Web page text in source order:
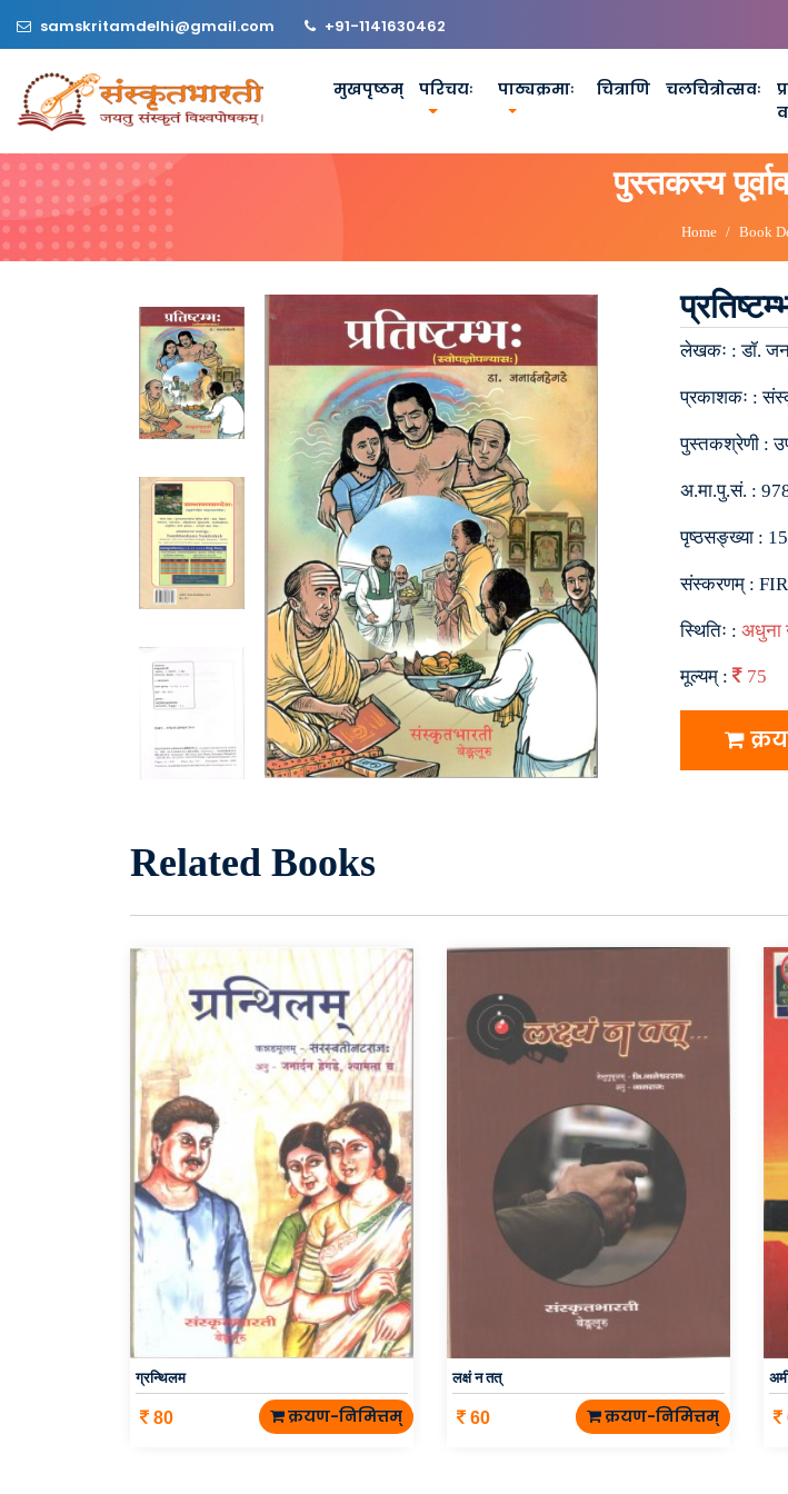
samskritamdelhi@gmail.com +91-1141630462
मुखपृष्ठम् परिचयः पाठ्यक्रमाः चित्राणि चलचित्रोत्सवः
पुस्तकस्य
Home Book
लेखकः :डॉ.
प्रकाशकः :
पुस्तकश्रेणी :
अ.मा.पु.सं. :
पृष्ठसङ्ख्या :
संस्करणम् :
स्थितिः : अधुना
मूल्यम् : 75
Related Books
ग्रन्थिलम
80 क्रयण-निमित्तम्
लक्षं न तत्
60 क्रयण-निमित्तम्